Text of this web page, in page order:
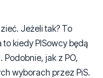
jak z PO,
wyborach przez PiS.